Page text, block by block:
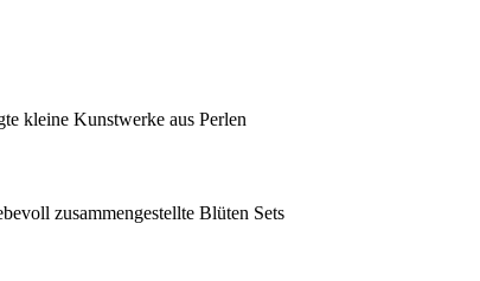
kleine Kunstwerke aus Perlen
zusammengestellte Blüten Sets